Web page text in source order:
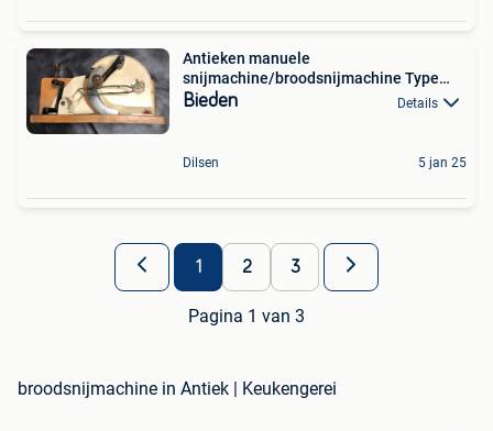
Antieken manuele
snijmachine/broodsnijmachine Type
Rob
Bieden Details
Dilsen 5 jan 25
1 2 3
Pagina 1 van 3
broodsnijmachine in Antiek | Keukengerei